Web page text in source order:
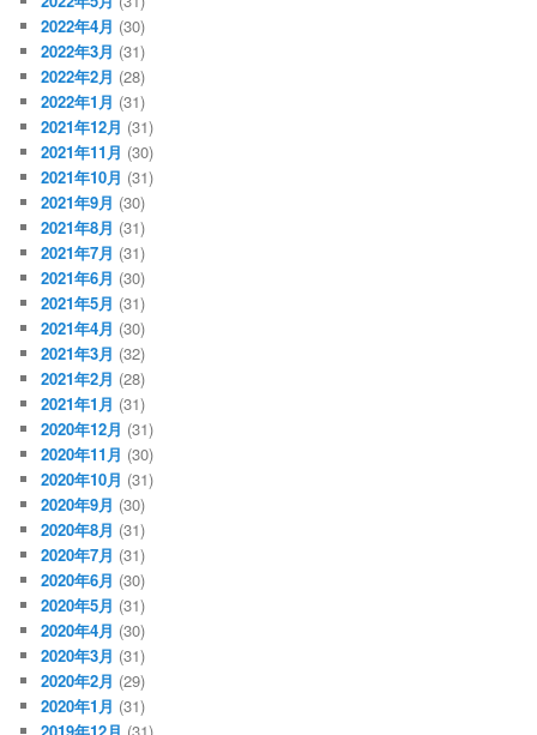
2022年4月 (30)
2022年3月 (31)
2022年2月 (28)
2022年1月 (31)
2021年12月 (31)
2021年11月 (30)
2021年10月 (31)
2021年9月 (30)
2021年8月 (31)
2021年7月 (31)
2021年6月 (30)
2021年5月 (31)
2021年4月 (30)
2021年3月 (32)
2021年2月 (28)
2021年1月 (31)
2020年12月 (31)
2020年11月 (30)
2020年10月 (31)
2020年9月 (30)
2020年8月 (31)
2020年7月 (31)
2020年6月 (30)
2020年5月 (31)
2020年4月 (30)
2020年3月 (31)
2020年2月 (29)
2020年1月 (31)